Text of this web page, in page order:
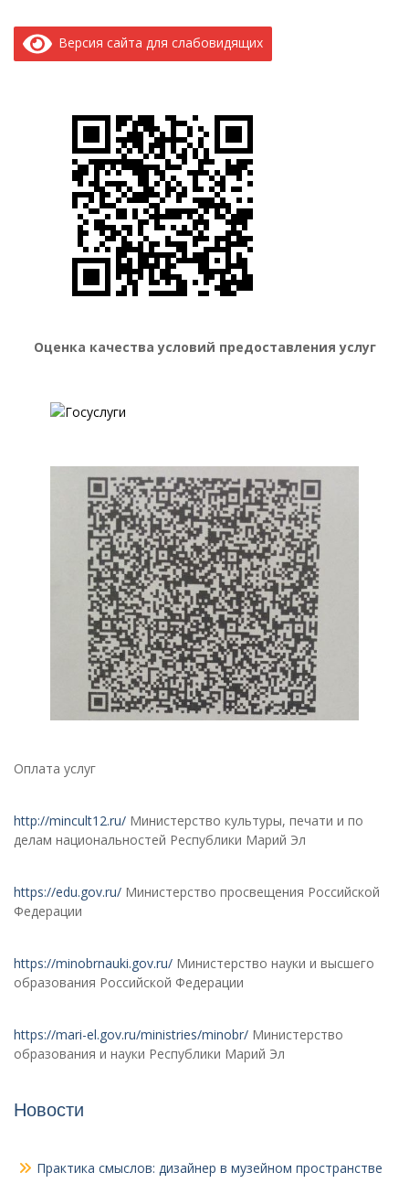
Версия сайта для слабовидящих
Оценка качества условий предоставления услуг
Оплата услуг
http://mincult12.ru/ Министерство культуры, печати и по
делам национальностей Республики Марий Эл
https://edu.gov.ru/ Министерство просвещения Российской
Федерации
https://minobrnauki.gov.ru/ Министерство науки и высшего
образования Российской Федерации
https://mari-el.gov.ru/ministries/minobr/ Министерство
образования и науки Республики Марий Эл
Новости
Практика смыслов: дизайнер в музейном пространстве